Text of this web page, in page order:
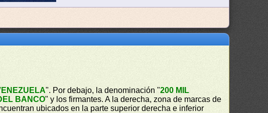
". Por debajo, la denominación "200 MIL
BANCO" y los firmantes. A la derecha, zona de marcas de
ubicados en la parte superior derecha e inferior